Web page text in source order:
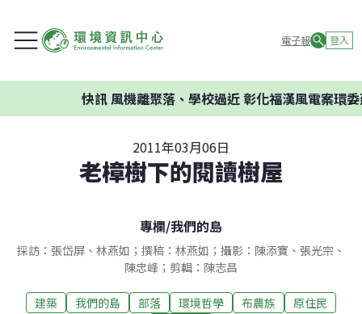
電子報 登入
快訊風機離聚落、學校過近 彰化福漢風電案環委建
2011年03月06日
老樟樹下的閱讀樹屋
專欄/我們的島
採訪：張岱屏、林燕如；撰稿：林燕如；攝影：陳添寶、張光宗、
陳忠峰；剪輯：陳志昌
建築 我們的島 部落 環境哲學 布農族
原住民